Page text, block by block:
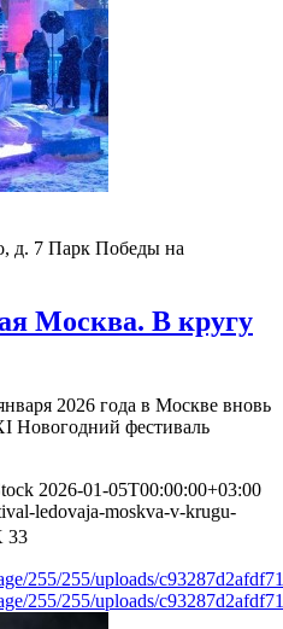
д. 7 Парк Победы на
Москва. В кругу
2026 года в Москве вновь
Новогодний фестиваль
2026-01-05T00:00:00+03:00
ledovaja-moskva-v-krugu-
33
255/255/uploads/
255/255/uploads/